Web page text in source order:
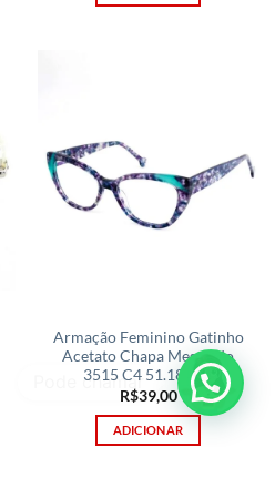
Armação Feminino Gatinho
Acetato Chapa Mesclado
3515 C4 51.18.140
R$39,00
ADICIONAR